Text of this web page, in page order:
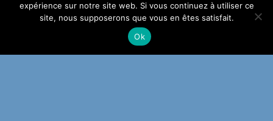
WordPress
expérience sur notre site web. Si vous continuez à utiliser ce
site, nous supposerons que vous en êtes satisfait.
Ok